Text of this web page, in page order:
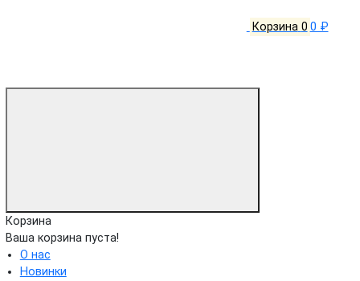
Корзина 0 0 ₽
Корзина
Ваша корзина пуста!
О нас
Новинки